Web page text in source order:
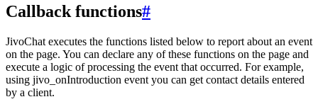
Callback functions#
JivoChat executes the functions listed below to report about an event
on the page. You can declare any of these functions on the page and
execute a logic of processing the event that occurred. For example,
using jivo_onIntroduction event you can get contact details entered
by a client.